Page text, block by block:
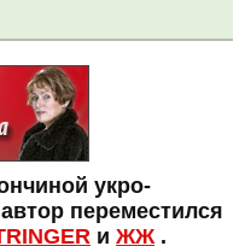
укро-
переместился
и ЖЖ.